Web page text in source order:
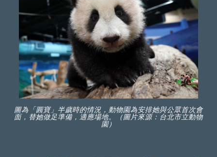
圖為「圓寶」半歲時的情況，動物園為安排她與公眾首次會
面，替她做足準備，適應場地。（圖片來源：台北市立動物
園）